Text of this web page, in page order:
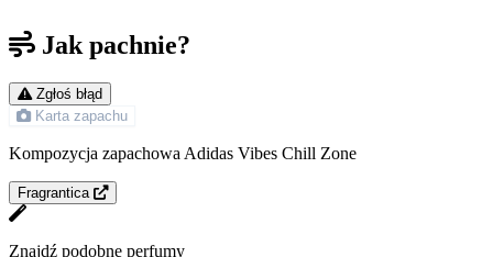
Jak pachnie?
Zgłoś błąd
Karta zapachu
Kompozycja zapachowa Adidas Vibes Chill Zone
Fragrantica
Znajdź podobne perfumy